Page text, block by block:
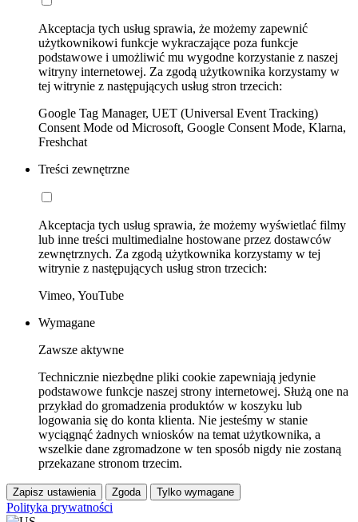
Akceptacja tych usług sprawia, że możemy zapewnić
użytkownikowi funkcje wykraczające poza funkcje
podstawowe i umożliwić mu wygodne korzystanie z naszej
witryny internetowej. Za zgodą użytkownika korzystamy w
tej witrynie z następujących usług stron trzecich:
Google Tag Manager, UET (Universal Event Tracking)
Consent Mode od Microsoft, Google Consent Mode, Klarna,
Freshchat
Treści zewnętrzne
Akceptacja tych usług sprawia, że możemy wyświetlać filmy
lub inne treści multimedialne hostowane przez dostawców
zewnętrznych. Za zgodą użytkownika korzystamy w tej
witrynie z następujących usług stron trzecich:
Vimeo, YouTube
Wymagane
Zawsze aktywne
Technicznie niezbędne pliki cookie zapewniają jedynie
podstawowe funkcje naszej strony internetowej. Służą one na
przykład do gromadzenia produktów w koszyku lub
logowania się do konta klienta. Nie jesteśmy w stanie
wyciągnąć żadnych wniosków na temat użytkownika, a
wszelkie dane zgromadzone w ten sposób nigdy nie zostaną
przekazane stronom trzecim.
Zapisz ustawienia Zgoda Tylko wymagane
Polityka prywatności